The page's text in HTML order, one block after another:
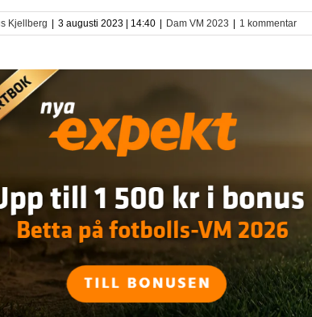
Kjellberg 3 augusti 2023 | 14:40 Dam VM 2023 1 kommentar